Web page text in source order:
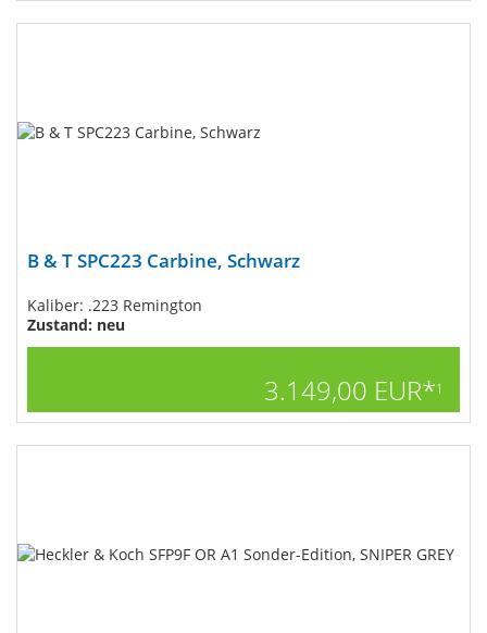
B & T SPC223 Carbine, Schwarz
Kaliber: .223 Remington
Zustand: neu
3.149,00 EUR*1